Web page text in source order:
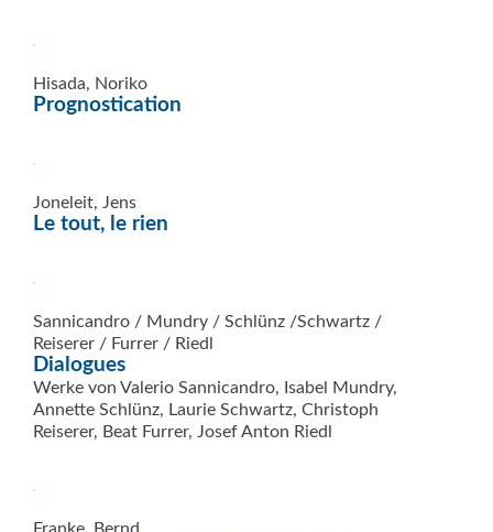
Hisada, Noriko
Prognostication
Joneleit, Jens
Le tout, le rien
Sannicandro / Mundry / Schlünz /Schwartz /
Reiserer / Furrer / Riedl
Dialogues
Werke von Valerio Sannicandro, Isabel Mundry,
Annette Schlünz, Laurie Schwartz, Christoph
Reiserer, Beat Furrer, Josef Anton Riedl